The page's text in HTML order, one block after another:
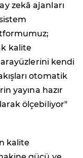
zekâ ajanları
kalite
arayüzlerini kendi
otomatik
yayına hazır
ölçebiliyor"
kalite